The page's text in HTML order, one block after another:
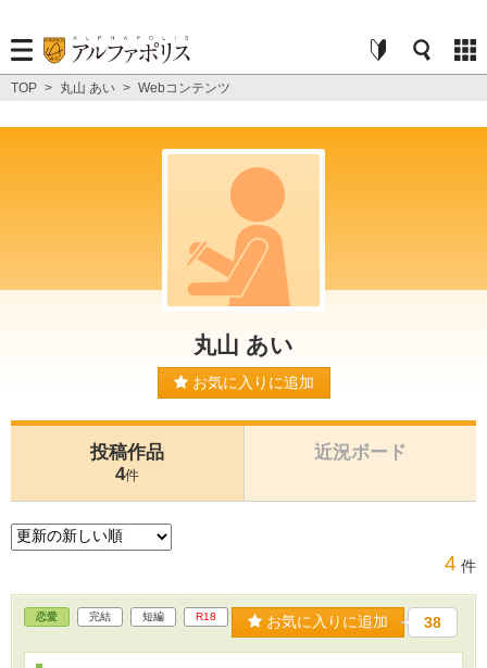
TOP > 丸山 あい > Webコンテンツ
丸山 あい
お気に入りに追加
投稿作品
4件
近況ボード
4 件
恋愛 完結 短編 R18 お気に入りに追加 38